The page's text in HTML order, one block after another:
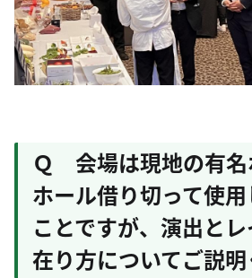
Ｑ 会場は現地の有名
ホール借り切って使
ことですが、演出と
在り方についてご説明